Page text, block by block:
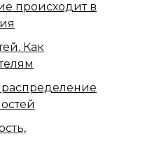
происходит в
Как